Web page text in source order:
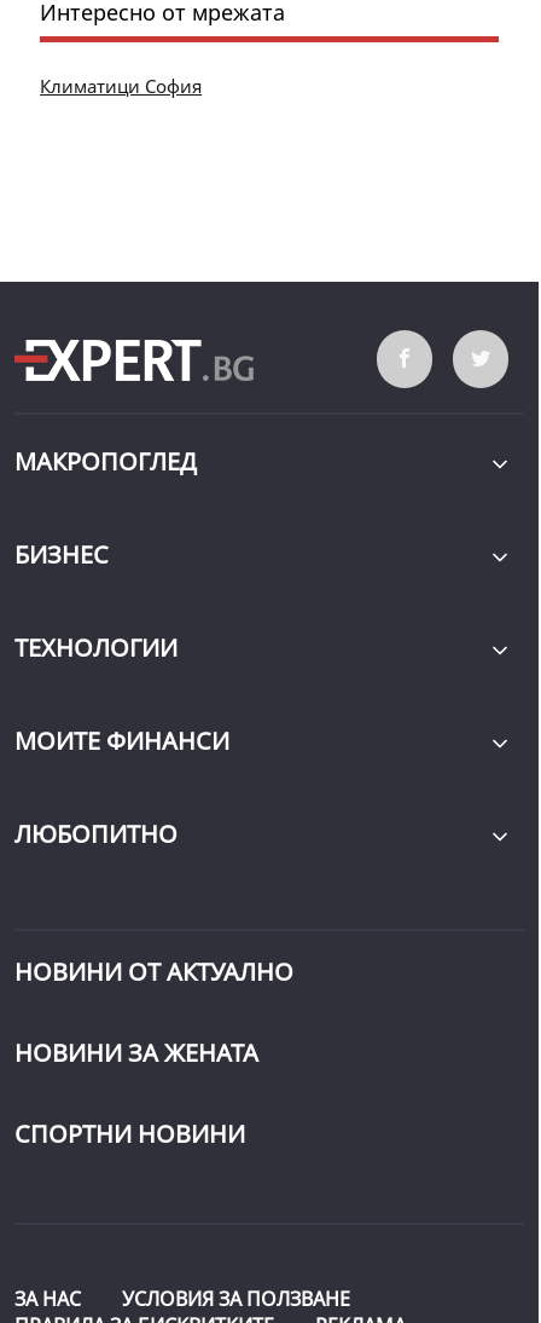
Интересно от мрежата
Климатици София
МАКРОПОГЛЕД
БИЗНЕС
ТЕХНОЛОГИИ
МОИТЕ ФИНАНСИ
ЛЮБОПИТНО
НОВИНИ ОТ АКТУАЛНО
НОВИНИ ЗА ЖЕНАТА
СПОРТНИ НОВИНИ
ЗА НАС
УСЛОВИЯ ЗА ПОЛЗВАНЕ